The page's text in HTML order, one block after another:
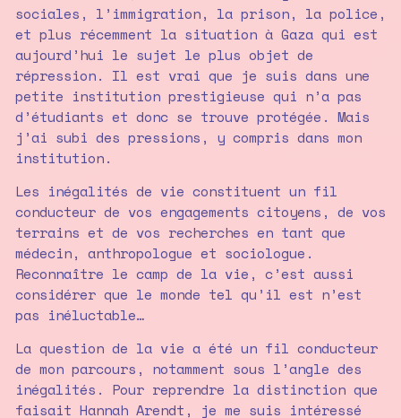
sociales, l’immigration, la prison, la police,
et plus récemment la situation à Gaza qui est
aujourd’hui le sujet le plus objet de
répression. Il est vrai que je suis dans une
petite institution prestigieuse qui n’a pas
d’étudiants et donc se trouve protégée. Mais
j’ai subi des pressions, y compris dans mon
institution.
Les inégalités de vie constituent un fil
conducteur de vos engagements citoyens, de vos
terrains et de vos recherches en tant que
médecin, anthropologue et sociologue.
Reconnaître le camp de la vie, c’est aussi
considérer que le monde tel qu’il est n’est
pas inéluctable…
La question de la vie a été un fil conducteur
de mon parcours, notamment sous l’angle des
inégalités. Pour reprendre la distinction que
faisait Hannah Arendt, je me suis intéressé